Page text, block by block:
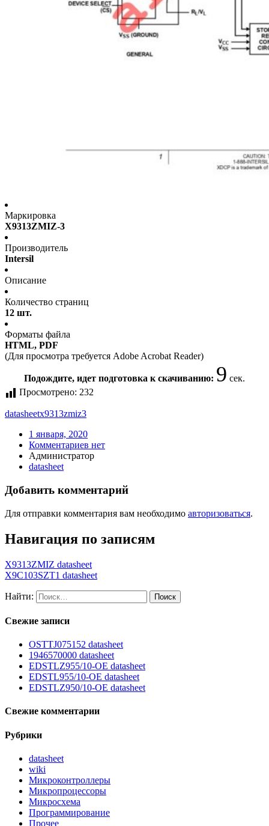
Маркировка
X9313ZMIZ-3
Производитель
Intersil
Описание
Количество страниц
12 шт.
Форматы файла
HTML, PDF
(Для просмотра требуется Adobe Acrobat Reader)
Подождите, идет подготовка к скачиванию: 9 сек.
Просмотрено: 232
datasheetx9313zmiz3
1 января, 2020
Комментариев нет
Администратор
datasheet
Добавить комментарий
Для отправки комментария вам необходимо авторизоваться.
Навигация по записям
X9313ZMIZ datasheet
X9C103SZT1 datasheet
Найти:
Свежие записи
OSTTJ075152 datasheet
1946570000 datasheet
EDSTLZ955/10-OE datasheet
EDSTL955/10-OE datasheet
EDSTLZ950/10-OE datasheet
Свежие комментарии
Рубрики
datasheet
wiki
Микроконтроллеры
Микропроцессоры
Микросхема
Программирование
Прочее